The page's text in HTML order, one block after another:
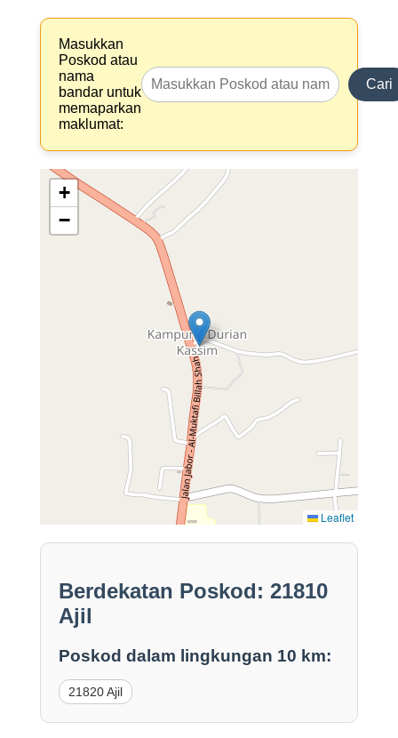
Masukkan
Poskod atau
nama
bandar untuk
memaparkan
maklumat:
Cari
+
−
Leaflet
Berdekatan Poskod: 21810
Ajil
Poskod dalam lingkungan 10 km:
21820 Ajil